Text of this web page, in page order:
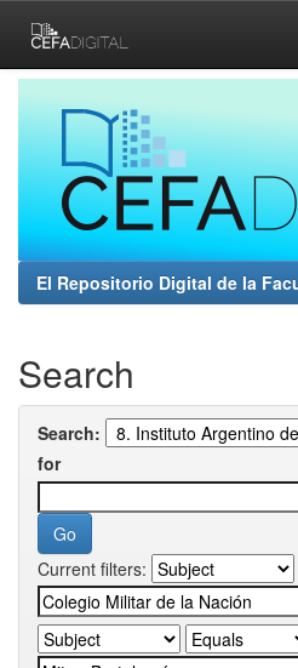
navigation
El Repositorio Digital de la
Search
Search:
for
Current filters: